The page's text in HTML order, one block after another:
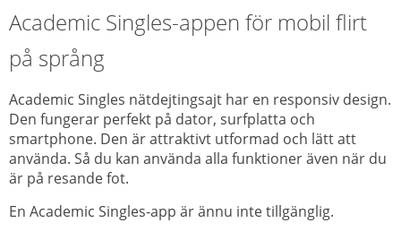
Academic Singles-appen för mobil flirt
på språng
Academic Singles nätdejtingsajt har en responsiv design.
Den fungerar perfekt på dator, surfplatta och
smartphone. Den är attraktivt utformad och lätt att
använda. Så du kan använda alla funktioner även när du
är på resande fot.
En Academic Singles-app är ännu inte tillgänglig.